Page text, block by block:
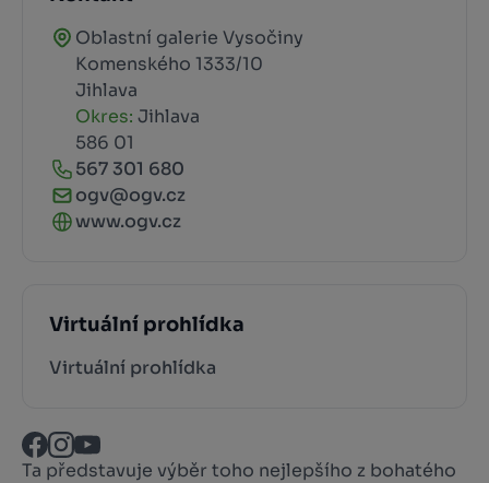
Oblastní galerie Vysočiny
Komenského 1333/10
Jihlava
Okres: Jihlava
586 01
567 301 680
ogv@ogv.cz
www.ogv.cz
Virtuální prohlídka
Virtuální prohlídka
Ta představuje výběr toho nejlepšího z bohatého